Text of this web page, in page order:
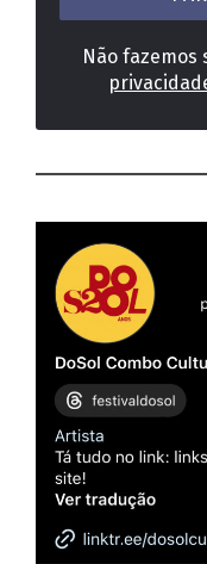
Não fazemos